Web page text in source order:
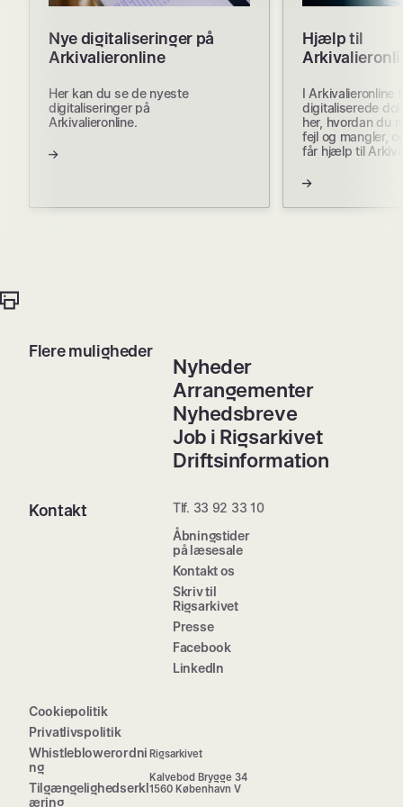
Nye digitaliseringer på
Arkivalieronline
Her kan du se de nyeste
digitaliseringer på
Arkivalieronline.
Hjælp til
I Arkivalieronline
digitaliserede
her, hvordan du
fejl og mangler,
får hjælp til
Flere muligheder
Nyheder
Arrangementer
Nyhedsbreve
Job i Rigsarkivet
Driftsinformation
Kontakt
Tlf. 33 92 33 10
Åbningstider
på læsesale
Kontakt os
Skriv til
Rigsarkivet
Presse
Facebook
LinkedIn
Cookiepolitik
Privatlivspolitik
Whistleblowerordni
ng
Tilgængelighedserkl
æring
Rigsarkivet
Kalvebod Brygge 34
1560 København V